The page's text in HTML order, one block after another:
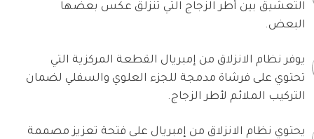
التعشيق بين أطر الزجاج التي تنزلق عكس بعضها
البعض.
يوفر نظام الانزلاق من إمبريال القطعة المركزية التي
تحتوي على فرشاة مدمجة للجزء العلوي والسفلي لضمان
التركيب الملائم لأطر الزجاج.
يحتوي نظام الانزلاق من إمبريال على فتحة تعزيز مصممة